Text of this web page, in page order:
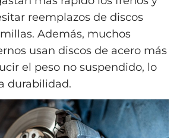
reemplazos de discos
Además, muchos
usan discos de acero más
el peso no suspendido, lo
durabilidad.